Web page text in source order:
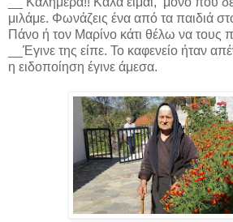
μιλάμε. Φωνάζεις ένα από τα παιδιά
Πάνο ή τον Μαρίνο κάτι θέλω να τους
__Έγινε της είπε. Το καφενείο ήταν
η ειδοποίηση έγινε άμεσα.